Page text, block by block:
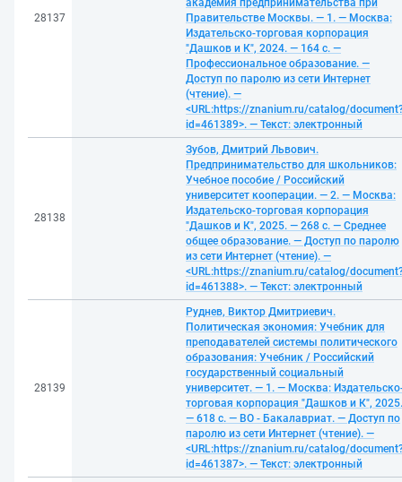
28137
академия предпринимательства при
Правительстве Москвы. — 1. — Москва:
Издательско-торговая корпорация
"Дашков и К", 2024. — 164 с. —
Профессиональное образование. —
Доступ по паролю из сети Интернет
(чтение). —
<URL:https://znanium.ru/catalog/
id=461389>. — Текст: электронный
28138
Зубов, Дмитрий Львович.
Предпринимательство для школьников:
Учебное пособие / Российский
университет кооперации. — 2. — Москва:
Издательско-торговая корпорация
"Дашков и К", 2025. — 268 с. — Среднее
общее образование. — Доступ по паролю
из сети Интернет (чтение). —
<URL:https://znanium.ru/catalog/
id=461388>. — Текст: электронный
28139
Руднев, Виктор Дмитриевич.
Политическая экономия: Учебник для
преподавателей системы политического
образования: Учебник / Российский
государственный социальный
университет. — 1. — Москва:
торговая корпорация "Дашков и К", 2025.
— 618 с. — ВО - Бакалавриат. — Доступ по
паролю из сети Интернет (чтение). —
<URL:https://znanium.ru/catalog/
id=461387>. — Текст: электронный